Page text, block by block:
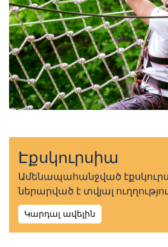
Էքսկուրսիա
Ամենապահանջված
ներարված է տվյալ
Կարդալ ավելին